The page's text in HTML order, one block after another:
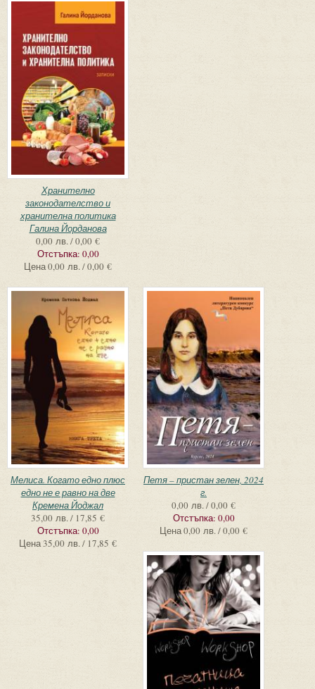
Хранително
законодателство и
хранителна политика
Галина Йорданова
0,00 лв. / 0,00 €
Отстъпка: 0,00
Цена0,00 лв. / 0,00 €
Мелиса. Когато едно плюс
едно не е равно на две
Кремена Йоджал
35,00 лв. / 17,85 €
Отстъпка: 0,00
Цена35,00 лв. / 17,85 €
Петя – пристан зелен, 2024
г.
0,00 лв. / 0,00 €
Отстъпка: 0,00
Цена0,00 лв. / 0,00 €